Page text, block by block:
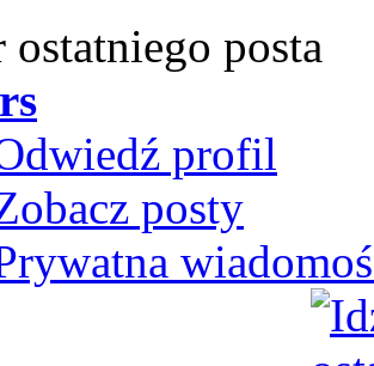
posta
profil
posty